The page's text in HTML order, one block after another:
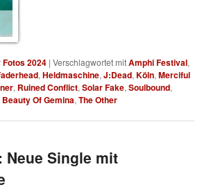
Fotos 2024 |Verschlagwortet mitAmphi Festival,
,Heldmaschine,J:Dead,Köln,Merciful
, Ruined Conflict,Solar Fake,Soulbound,
Beauty Of Gemina,The Other
Neue Single mit